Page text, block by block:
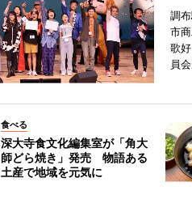
調
市
歌
員
食べる
深大寺食文化編集室が「角大
師どら焼き」発売 物語ある
土産で地域を元気に